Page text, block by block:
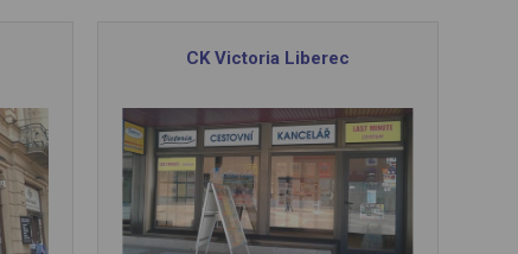
CK Victoria Liberec